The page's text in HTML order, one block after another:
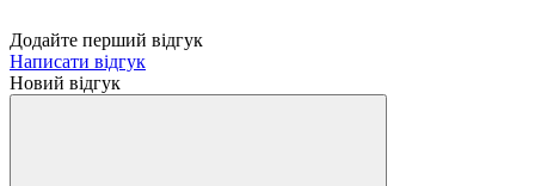
Додайте перший відгук
Написати відгук
Новий відгук